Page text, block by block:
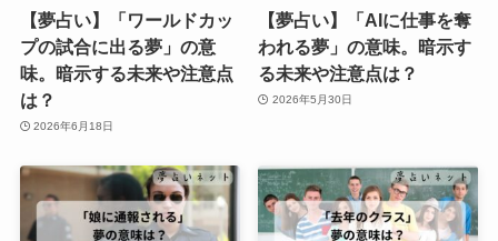
【夢占い】「ワールドカッ
プの試合に出る夢」の意
味。暗示する未来や注意点
は？
2026年6月18日
【夢占い】「AIに仕事を奪
われる夢」の意味。暗示す
る未来や注意点は？
2026年5月30日